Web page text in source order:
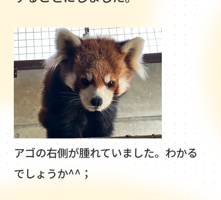
アゴの右側が腫れていました。わかる
でしょうか^^；